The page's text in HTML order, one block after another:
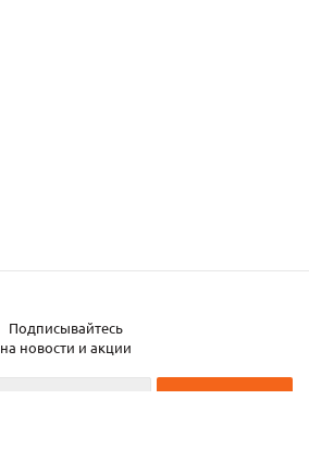
Подписывайтесь
на новости и акции